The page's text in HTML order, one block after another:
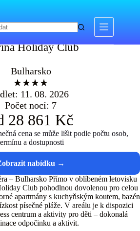
Holiday Club
Holiday Club
Bulharsko
★★★★
11. 08. 2026
Počet nocí: 7
28 861 Kč
cena se může lišit podle počtu osob,
a dostupnosti
– Bulharsko Přímo v oblíbeném letovisku
Club pohodlnou dovolenou pro celou
apartmány s kuchyňským koutem, bazén
písečné pláže. V areálu je k dispozici
centrum a aktivity pro děti – dokonalá
odpočinku a aktivit.